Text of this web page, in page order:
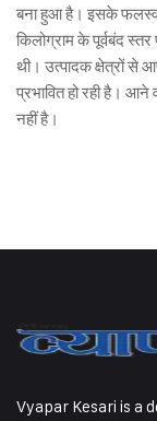
बना हुआ है। इसके
किलोग्राम के पूर्वबंद
थी। उत्पादक क्षेत्रों से
प्रभावित हो रही है। आने
नहीं है।
Vyapar Kesari is a